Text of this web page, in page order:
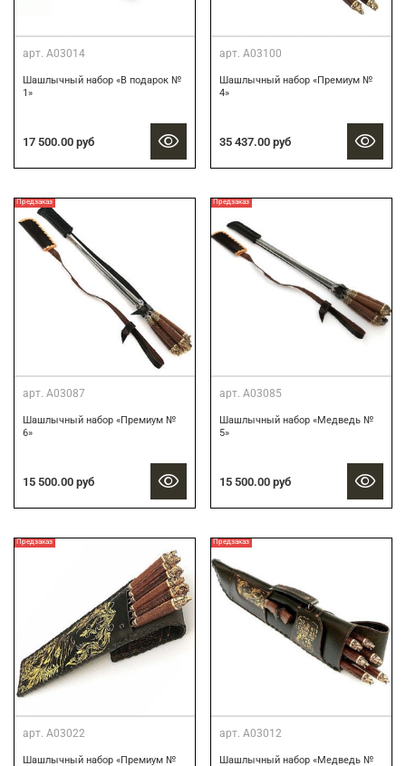
арт. А03014
Шашлычный набор «В подарок №
1»
17 500.00 руб
арт. А03100
Шашлычный набор «Премиум №
4»
35 437.00 руб
Предзаказ
арт. А03087
Шашлычный набор «Премиум №
6»
15 500.00 руб
Предзаказ
арт. А03085
Шашлычный набор «Медведь №
5»
15 500.00 руб
Предзаказ
арт. А03022
Шашлычный набор «Премиум №
Предзаказ
арт. А03012
Шашлычный набор «Медведь №